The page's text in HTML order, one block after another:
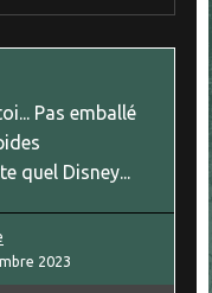
Pas emballé
quel Disney...
2023